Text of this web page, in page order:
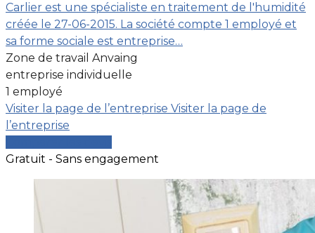
Carlier est une spécialiste en traitement de l'humidité
créée le 27-06-2015. La société compte 1 employé et
sa forme sociale est entreprise…
Zone de travail Anvaing
entreprise individuelle
1 employé
Visiter la page de l’entreprise Visiter la page de
l’entreprise
Gratuit - Sans engagement